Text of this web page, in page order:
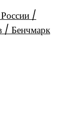
/
Бенчмарк